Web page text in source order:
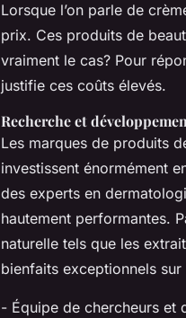
Lorsque l’on parle de
prix. Ces produits de
vraiment le cas? Pour
justifie ces coûts élevés.
Recherche et
Les marques de produits
investissent énormément
des experts en
hautement performantes.
naturelle tels que les
bienfaits exceptionnels sur
- Équipe de chercheurs et